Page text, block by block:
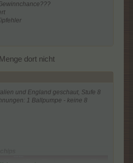
dort nicht
und England geschaut, Stufe 8
1 Ballpumpe - keine 8